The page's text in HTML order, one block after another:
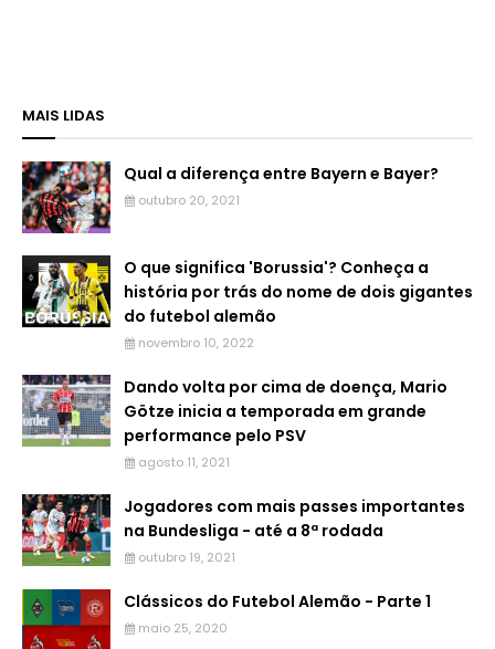
MAIS LIDAS
Qual a diferença entre Bayern e Bayer?
outubro 20, 2021
O que significa 'Borussia'? Conheça a
história por trás do nome de dois gigantes
do futebol alemão
novembro 10, 2022
Dando volta por cima de doença, Mario
Götze inicia a temporada em grande
performance pelo PSV
agosto 11, 2021
Jogadores com mais passes importantes
na Bundesliga - até a 8ª rodada
outubro 19, 2021
Clássicos do Futebol Alemão - Parte 1
maio 25, 2020